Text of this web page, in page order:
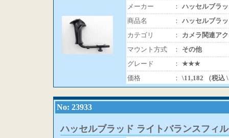
メーカー
： ハッセルブラ
商品名
： ハッセルブラ
カテゴリ
：
カメラ関連ア
マウント方式
：
その他
グレード
： ★★★
価格
： \11,182 （税込
No: 23933
ハッセルブラッド ライトバランスフィ